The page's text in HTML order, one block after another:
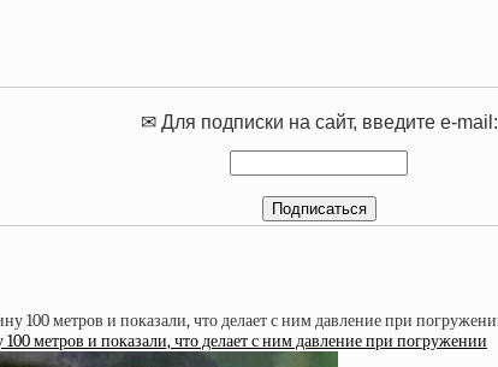
✉ Для подписки на сайт, введите e-mail:
метров и показали, что делает с ним давление при погружении